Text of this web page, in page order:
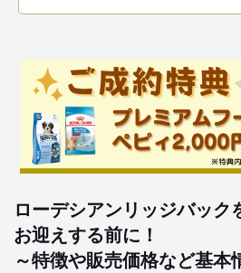
ローデシアンリッジバック
お迎えする前に！
～特徴や販売価格など基本